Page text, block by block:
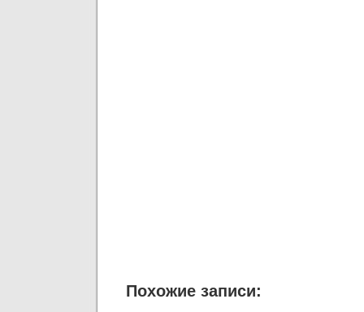
Похожие записи: